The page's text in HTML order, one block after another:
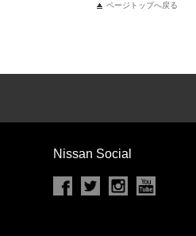
ページトップへ戻る
Nissan Social